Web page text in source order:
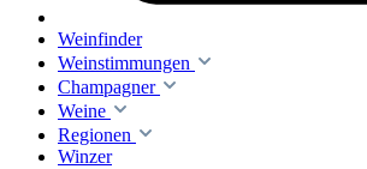
Weinfinder
Weinstimmungen
Champagner
Weine
Regionen
Winzer